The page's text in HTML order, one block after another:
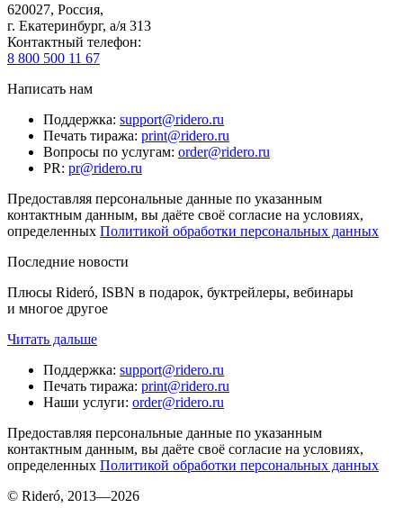
620027, Россия,
г. Екатеринбург, а/я 313
Контактный телефон:
8 800 500 11 67
Написать нам
Поддержка: support@ridero.ru
Печать тиража: print@ridero.ru
Вопросы по услугам: order@ridero.ru
PR: pr@ridero.ru
Предоставляя персональные данные по указанным
контактным данным, вы даёте своё согласие на условиях,
определенных Политикой обработки персональных данных
Последние новости
Плюсы Rideró, ISBN в подарок, буктрейлеры, вебинары
и многое другое
Читать дальше
Поддержка: support@ridero.ru
Печать тиража: print@ridero.ru
Наши услуги: order@ridero.ru
Предоставляя персональные данные по указанным
контактным данным, вы даёте своё согласие на условиях,
определенных Политикой обработки персональных данных
© Rideró, 2013—2026